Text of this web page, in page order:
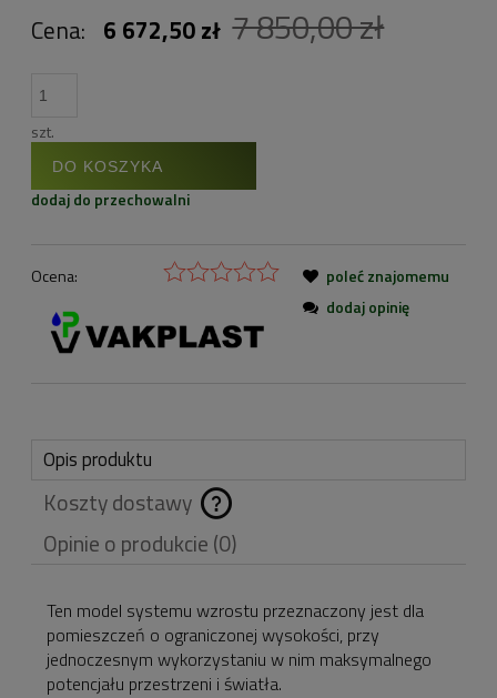
Cena: 6 672,50 zł 7 850,00 zł
szt.
DO KOSZYKA
dodaj do przechowalni
Ocena:
poleć znajomemu
dodaj opinię
Opis produktu
Koszty dostawy
Cena nie zawiera
ewentualnych kosztów
płatności
Opinie o produkcie (0)
Ten model systemu wzrostu przeznaczony jest dla
pomieszczeń o ograniczonej wysokości, przy
jednoczesnym wykorzystaniu w nim maksymalnego
potencjału przestrzeni i światła.